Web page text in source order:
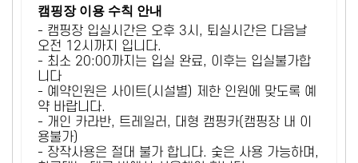
캠핑장 이용 수칙 안내
- 캠핑장 입실시간은 오후 3시, 퇴실시간은 다음날
오전 12시까지 입니다.
- 최소 20:00까지는 입실 완료, 이후는 입실불가합
니다
- 예약인원은 사이트(시설별) 제한 인원에 맞도록 예
약 바랍니다.
- 개인 카라반, 트레일러, 대형 캠핑카(캠핑장 내 이
용불가)
- 장작사용은 절대 불가 합니다. 숯은 사용 가능하며,